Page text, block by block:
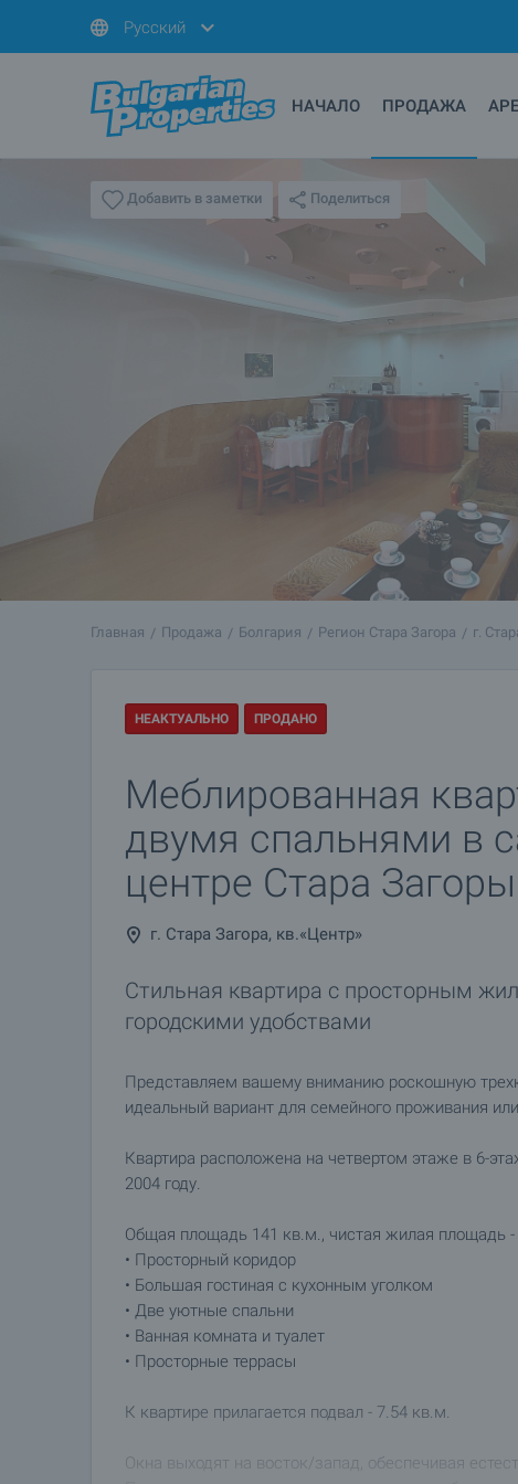
Русский
НАЧАЛО ПРОДАЖА
Добавить в заметки Поделиться
Главная Продажа Болгария Регион Стара Загора г.
НЕАКТУАЛЬНО ПРОДАНО
Меблированная
двумя спальнями в
центре Стара Загоры
г. Стара Загора, кв.«Центр»
Стильная квартира с просторным
городскими удобствами
Представляем вашему вниманию роскошную
идеальный вариант для семейного проживания
Квартира расположена на четвертом этаже в 6-
2004 году.
Общая площадь 141 кв.м., чистая жилая площадь
• Просторный коридор
• Большая гостиная с кухонным уголком
• Две уютные спальни
• Ванная комната и туалет
• Просторные террасы
К квартире прилагается подвал - 7.54 кв.м.
Окна выходят на восток/запад, обеспечивая